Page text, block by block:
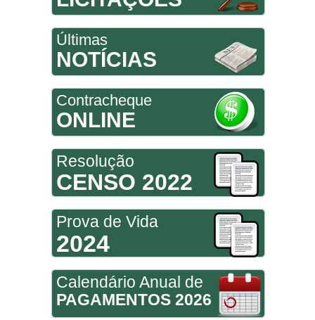
Últimas
NOTÍCIAS
Contracheque
ONLINE
Resolução
CENSO 2022
Prova de Vida
2024
Calendário Anual de
PAGAMENTOS 2026